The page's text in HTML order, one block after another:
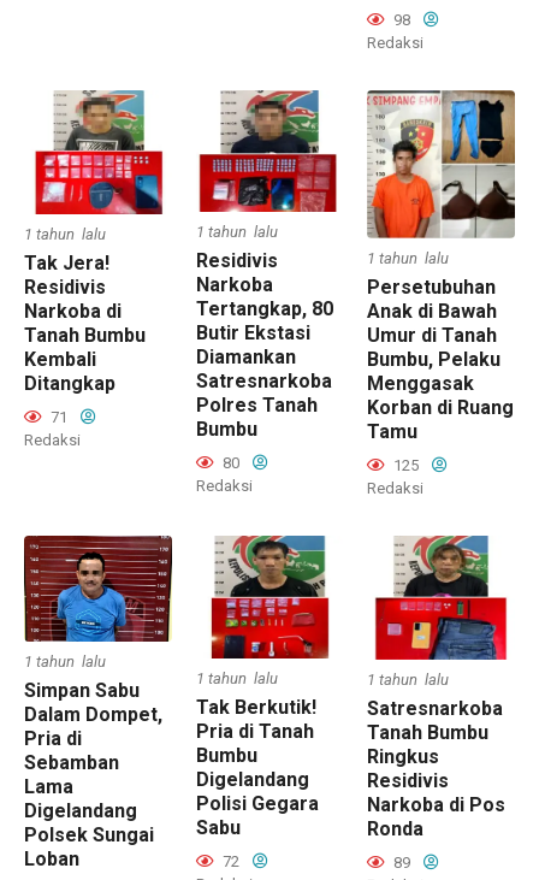
98
Redaksi
1 tahun lalu
Tak Jera!
Residivis
Narkoba di
Tanah Bumbu
Kembali
Ditangkap
71
Redaksi
1 tahun lalu
Residivis
Narkoba
Tertangkap, 80
Butir Ekstasi
Diamankan
Satresnarkoba
Polres Tanah
Bumbu
80
Redaksi
1 tahun lalu
Persetubuhan
Anak di Bawah
Umur di Tanah
Bumbu, Pelaku
Menggasak
Korban di Ruang
Tamu
125
Redaksi
1 tahun lalu
Simpan Sabu
Dalam Dompet,
Pria di
Sebamban
Lama
Digelandang
Polsek Sungai
Loban
1 tahun lalu
Tak Berkutik!
Pria di Tanah
Bumbu
Digelandang
Polisi Gegara
Sabu
72
1 tahun lalu
Satresnarkoba
Tanah Bumbu
Ringkus
Residivis
Narkoba di Pos
Ronda
89